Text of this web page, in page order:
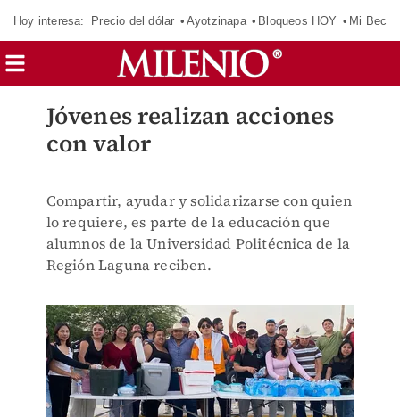
Hoy interesa: Precio del dólar Ayotzinapa Bloqueos HOY Mi Beca
Jóvenes realizan acciones
con valor
Compartir, ayudar y solidarizarse con quien
lo requiere, es parte de la educación que
alumnos de la Universidad Politécnica de la
Región Laguna reciben.